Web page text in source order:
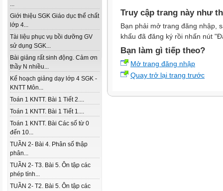
...
Giới thiệu SGK Giáo dục thể chất
lớp 4...
Tài liệu phục vụ bồi dưỡng GV
sử dụng SGK...
Bài giảng rất sinh động. Cảm ơn
thầy N nhiều...
Kế hoạch giảng dạy lớp 4 SGK -
KNTT Môn...
Toán 1 KNTT. Bài 1 Tiết 2....
Toán 1 KNTT. Bài 1 Tiết 1....
Toán 1 KNTT. Bài Các số từ 0
đến 10...
TUẦN 2- Bài 4. Phân số thập
phân...
TUẦN 2- T3. Bài 5. Ôn tập các
phép tính...
TUẦN 2- T2. Bài 5. Ôn tập các
Truy cập trang này như
Bạn phải mở trang đăng nhập,
khẩu đã đăng ký rồi nhấn nút
Bạn làm gì tiếp theo?
Mở trang đăng nhập
Quay trở lại trang trước